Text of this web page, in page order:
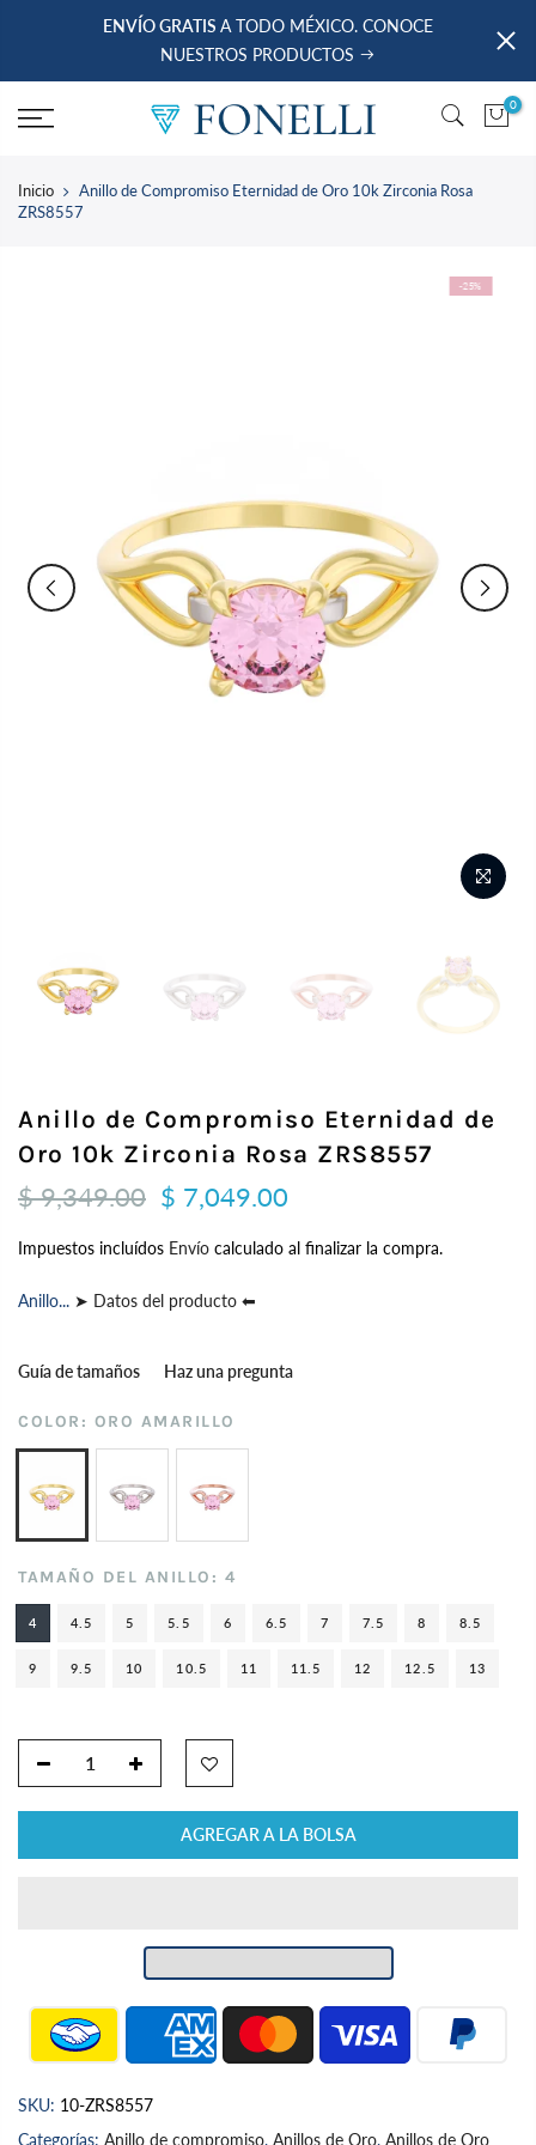
ENVÍO GRATIS A TODO MÉXICO. CONOCE
NUESTROS PRODUCTOS
0
Inicio
Anillo de Compromiso Eternidad de Oro 10k Zirconia Rosa
ZRS8557
-25%
Anillo de Compromiso Eternidad de
Oro 10k Zirconia Rosa ZRS8557
$ 9,349.00 $ 7,049.00
Impuestos incluídos Envío calculado al finalizar la compra.
Anillo... ➤ Datos del producto ⬅
Guía de tamaños Haz una pregunta
COLOR: ORO AMARILLO
TAMAÑO DEL ANILLO: 4
4 4.5 5 5.5 6 6.5 7 7.5 8 8.5
9 9.5 10 10.5 11 11.5 12 12.5 13
AGREGAR A LA BOLSA
SKU: 10-ZRS8557
Categorías: Anillo de compromiso, Anillos de Oro, Anillos de Oro